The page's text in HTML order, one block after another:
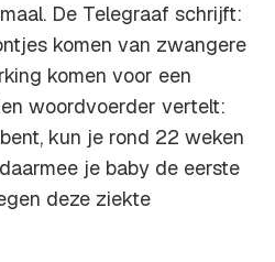
De Telegraaf schrijft:
komen van zwangere
komen voor een
woordvoerder vertelt:
kun je rond 22 weken
je baby de eerste
deze ziekte